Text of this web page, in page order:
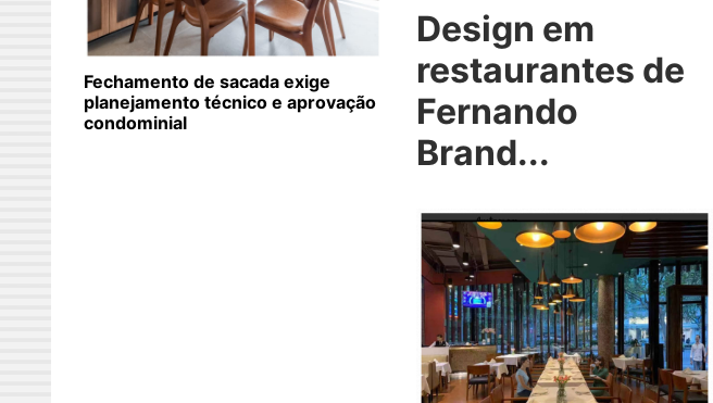
Design em
restaurantes de
Fernando
Brand...
Fechamento de sacada exige
planejamento técnico e aprovação
condominial